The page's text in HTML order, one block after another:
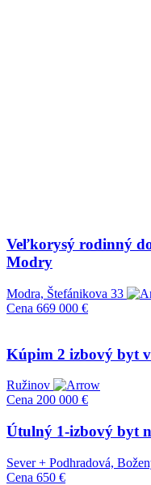
Veľkorysý rodinný
Modry
Modra, Štefánikova 33
Cena 669 000 €
Kúpim 2 izbový byt
Ružinov
Cena 200 000 €
Útulný 1-izbový byt
Sever + Podhradová,
Cena 650 €